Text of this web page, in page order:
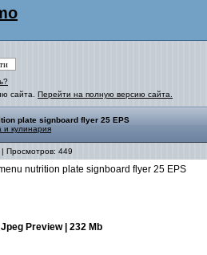
сайта. Перейти на полную версию сайта.
plate signboard flyer 25 EPS
и кулинария
Просмотров: 449
Preview | 232 Mb